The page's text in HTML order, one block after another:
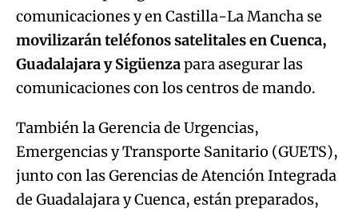
comunicaciones y en Castilla-La Mancha se
movilizarán teléfonos satelitales en Cuenca,
Guadalajara y Sigüenzapara asegurar las
comunicaciones con los centros de mando.
También la Gerencia de Urgencias,
Emergencias y Transporte Sanitario (GUETS),
junto con las Gerencias de Atención Integrada
de Guadalajara y Cuenca, están preparados,